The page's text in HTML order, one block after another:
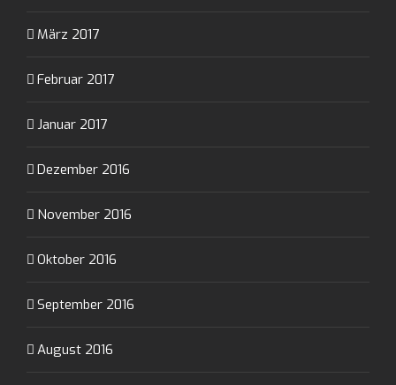
März 2017
Februar 2017
Januar 2017
Dezember 2016
November 2016
Oktober 2016
September 2016
August 2016